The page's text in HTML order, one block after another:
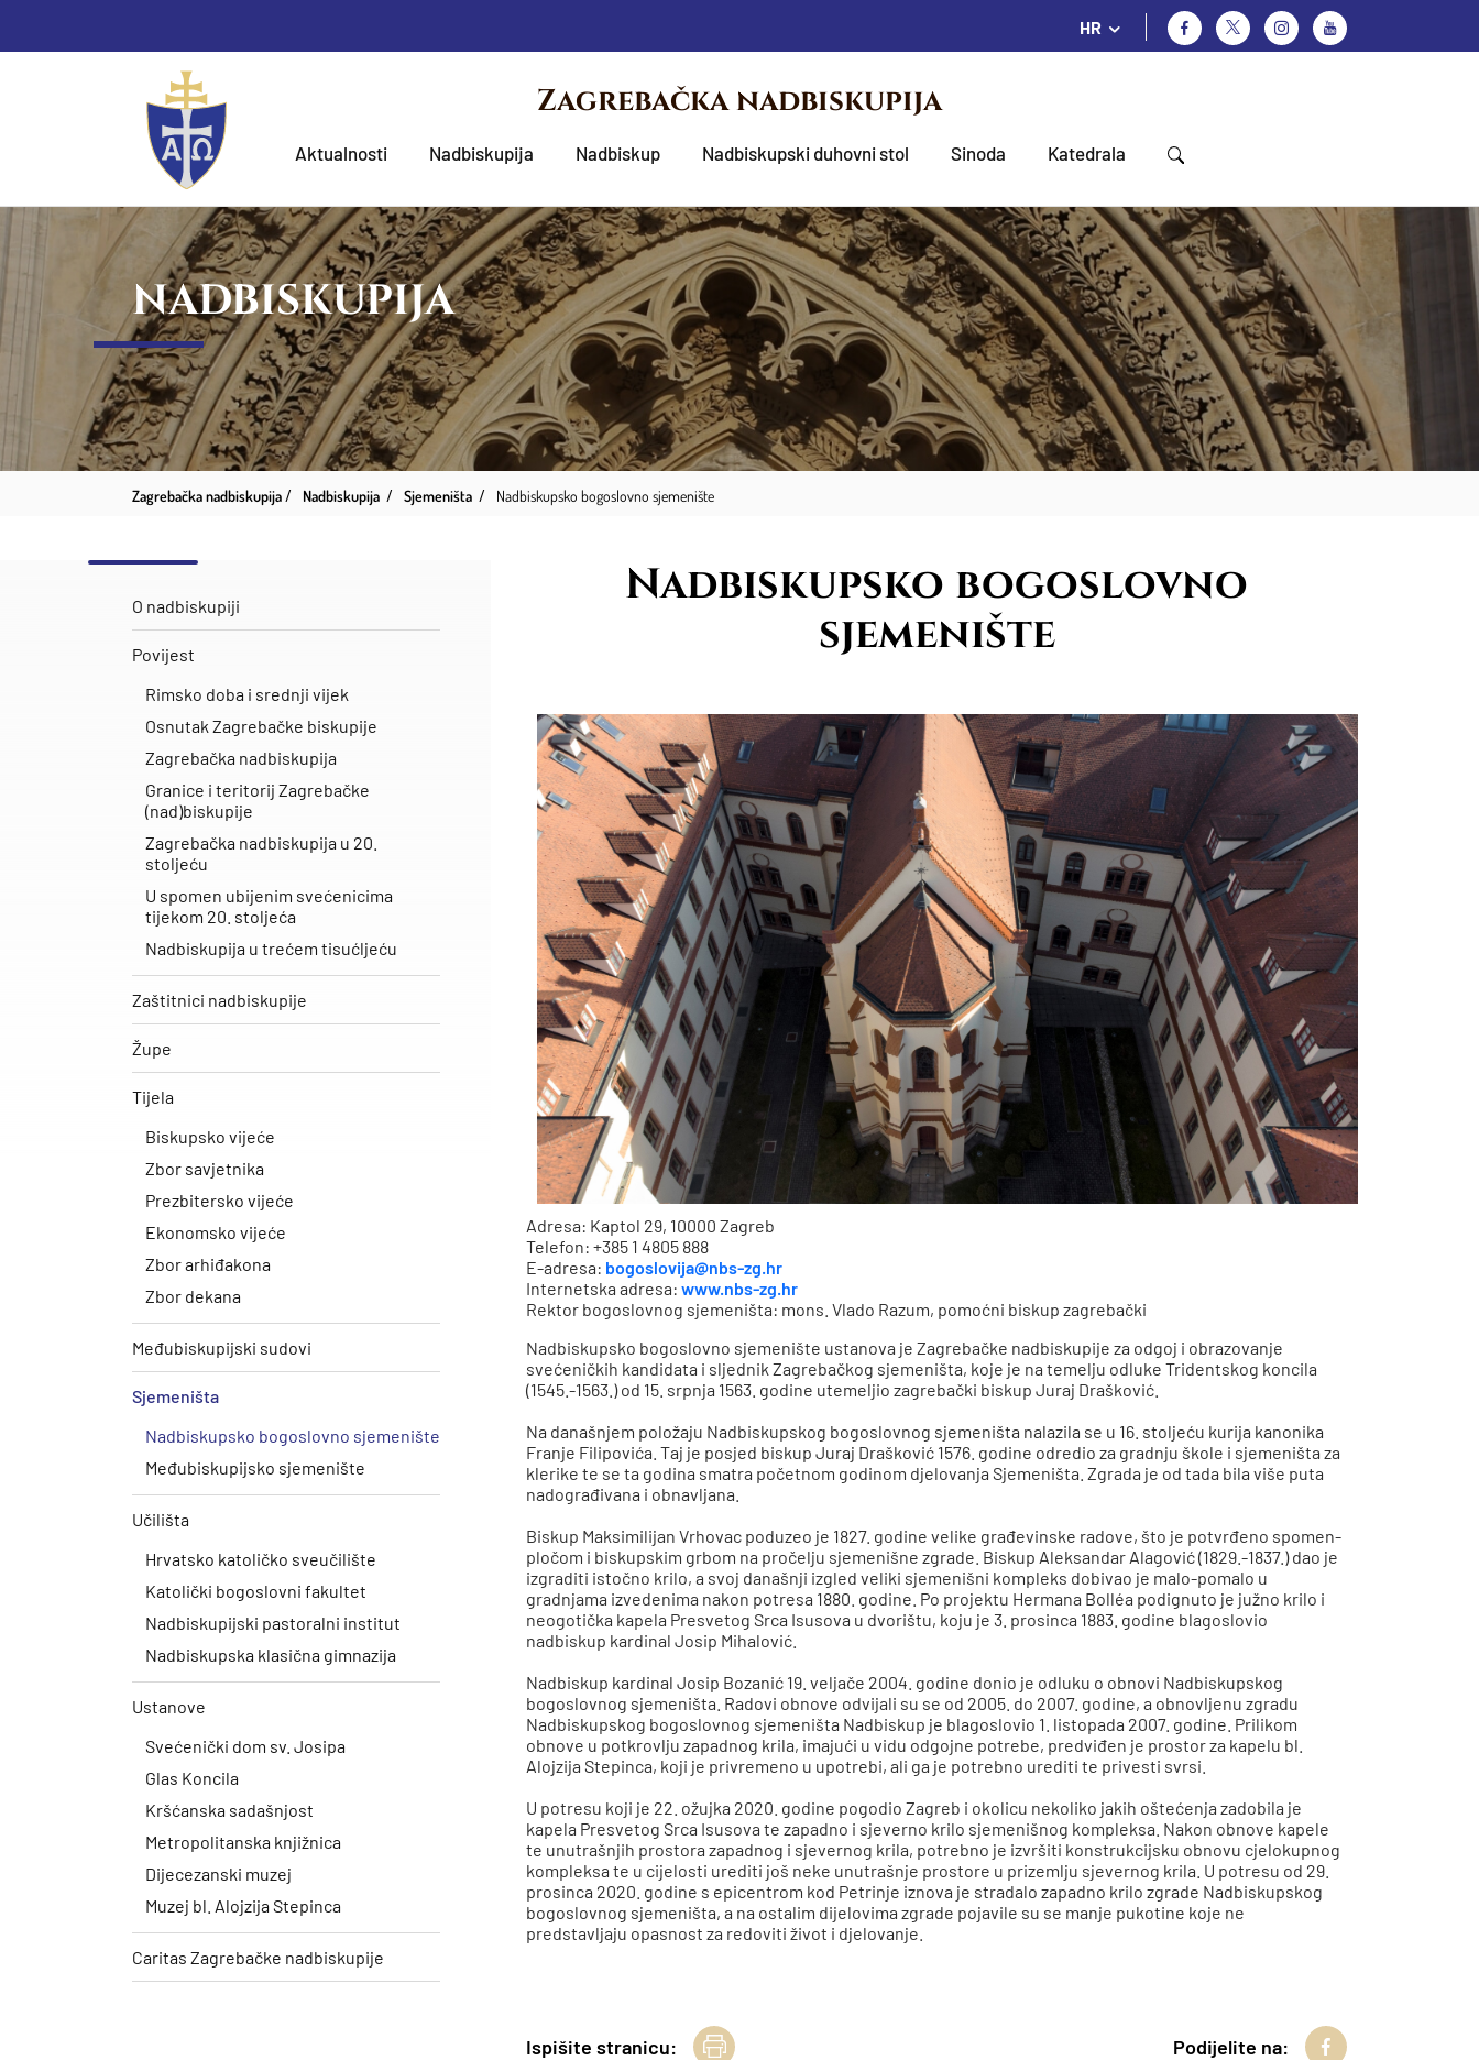
HR
Zagrebačka nadbiskupija
Aktualnosti Nadbiskupija Nadbiskup Nadbiskupski duhovni stol Sinoda Katedrala
NADBISKUPIJA
Zagrebačka nadbiskupija Nadbiskupija Sjemeništa Nadbiskupsko bogoslovno sjemenište
O nadbiskupiji
Povijest
Rimsko doba i srednji vijek
Osnutak Zagrebačke biskupije
Zagrebačka nadbiskupija
Granice i teritorij Zagrebačke
(nad)biskupije
Zagrebačka nadbiskupija u 20.
stoljeću
U spomen ubijenim svećenicima
tijekom 20. stoljeća
Nadbiskupija u trećem tisućljeću
Zaštitnici nadbiskupije
Župe
Tijela
Biskupsko vijeće
Zbor savjetnika
Prezbitersko vijeće
Ekonomsko vijeće
Zbor arhiđakona
Zbor dekana
Međubiskupijski sudovi
Sjemeništa
Nadbiskupsko bogoslovno sjemenište
Međubiskupijsko sjemenište
Učilišta
Hrvatsko katoličko sveučilište
Katolički bogoslovni fakultet
Nadbiskupijski pastoralni institut
Nadbiskupska klasična gimnazija
Ustanove
Svećenički dom sv. Josipa
Glas Koncila
Kršćanska sadašnjost
Metropolitanska knjižnica
Dijecezanski muzej
Muzej bl. Alojzija Stepinca
Caritas Zagrebačke nadbiskupije
Nadbiskupsko bogoslovno
sjemenište
Adresa: Kaptol 29, 10000 Zagreb
Telefon: +385 1 4805 888
E-adresa: bogoslovija@nbs-zg.hr
Internetska adresa:www.nbs-zg.hr
Rektor bogoslovnog sjemeništa: mons. Vlado Razum, pomoćni biskup zagrebački
Nadbiskupsko bogoslovno sjemenište ustanova je Zagrebačke nadbiskupije za odgoj i obrazovanje
svećeničkih kandidata i sljednik Zagrebačkog sjemeništa, koje je na temelju odluke Tridentskog koncila
(1545.-1563.) od 15. srpnja 1563. godine utemeljio zagrebački biskup Juraj Drašković.
Na današnjem položaju Nadbiskupskog bogoslovnog sjemeništa nalazila se u 16. stoljeću kurija kanonika
Franje Filipovića. Taj je posjed biskup Juraj Drašković 1576. godine odredio za gradnju škole i sjemeništa za
klerike te se ta godina smatra početnom godinom djelovanja Sjemeništa. Zgrada je od tada bila više puta
nadograđivana i obnavljana.
Biskup Maksimilijan Vrhovac poduzeo je 1827. godine velike građevinske radove, što je potvrđeno spomen-
pločom i biskupskim grbom na pročelju sjemenišne zgrade. Biskup Aleksandar Alagović (1829.-1837.) dao je
izgraditi istočno krilo, a svoj današnji izgled veliki sjemenišni kompleks dobivao je malo-pomalo u
gradnjama izvedenima nakon potresa 1880. godine. Po projektu Hermana Bolléa podignuto je južno krilo i
neogotička kapela Presvetog Srca Isusova u dvorištu, koju je 3. prosinca 1883. godine blagoslovio
nadbiskup kardinal Josip Mihalović.
Nadbiskup kardinal Josip Bozanić 19. veljače 2004. godine donio je odluku o obnovi Nadbiskupskog
bogoslovnog sjemeništa. Radovi obnove odvijali su se od 2005. do 2007. godine, a obnovljenu zgradu
Nadbiskupskog bogoslovnog sjemeništa Nadbiskup je blagoslovio 1. listopada 2007. godine. Prilikom
obnove u potkrovlju zapadnog krila, imajući u vidu odgojne potrebe, predviđen je prostor za kapelu bl.
Alojzija Stepinca, koji je privremeno u upotrebi, ali ga je potrebno urediti te privesti svrsi.
U potresu koji je 22. ožujka 2020. godine pogodio Zagreb i okolicu nekoliko jakih oštećenja zadobila je
kapela Presvetog Srca Isusova te zapadno i sjeverno krilo sjemenišnog kompleksa. Nakon obnove kapele
te unutrašnjih prostora zapadnog i sjevernog krila, potrebno je izvršiti konstrukcijsku obnovu cjelokupnog
kompleksa te u cijelosti urediti još neke unutrašnje prostore u prizemlju sjevernog krila. U potresu od 29.
prosinca 2020. godine s epicentrom kod Petrinje iznova je stradalo zapadno krilo zgrade Nadbiskupskog
bogoslovnog sjemeništa, a na ostalim dijelovima zgrade pojavile su se manje pukotine koje ne
predstavljaju opasnost za redoviti život i djelovanje.
Ispišite stranicu: Podijelite na: